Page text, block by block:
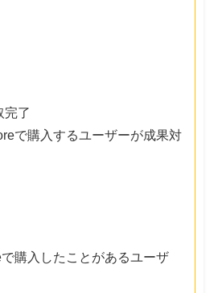
完了
で購入するユーザーが成果対
購入したことがあるユーザ